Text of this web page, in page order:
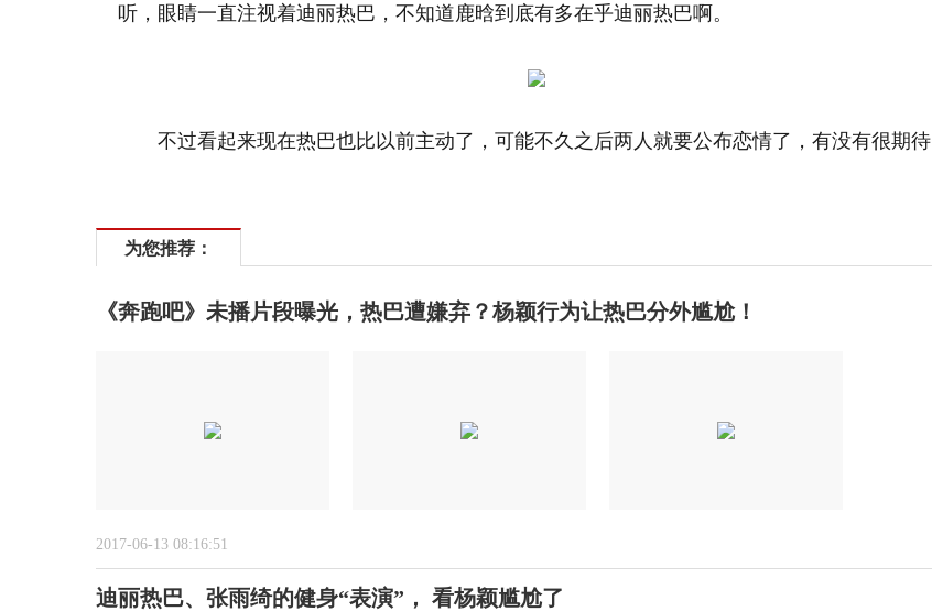
听，眼睛一直注视着迪丽热巴，不知道鹿晗到底有多在乎迪丽热巴啊。
不过看起来现在热巴也比以前主动了，可能不久之后两人就要公布恋情了，有没有很期待
为您推荐：
《奔跑吧》未播片段曝光，热巴遭嫌弃？杨颖行为让热巴分外尴尬！
2017-06-13 08:16:51
迪丽热巴、张雨绮的健身“表演”， 看杨颖尴尬了